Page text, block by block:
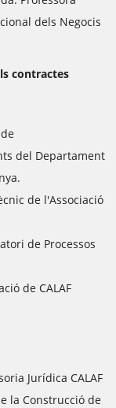
dels Negocis
contractes
del Departament
de l'Associació
de Processos
de CALAF
Jurídica CALAF
la Construcció de